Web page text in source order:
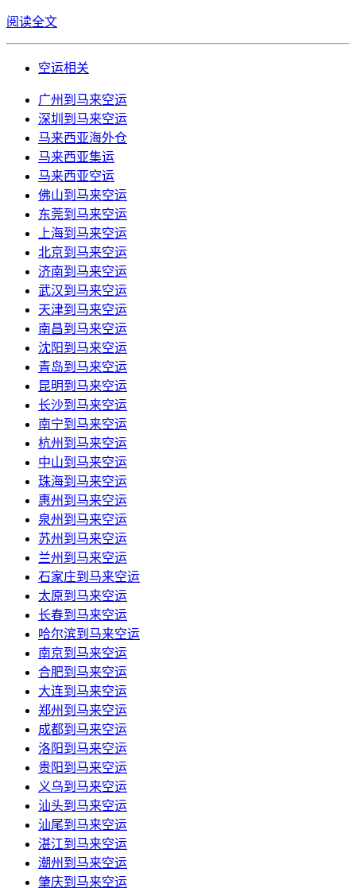
阅读全文
空运相关
广州到马来空运
深圳到马来空运
马来西亚海外仓
马来西亚集运
马来西亚空运
佛山到马来空运
东莞到马来空运
上海到马来空运
北京到马来空运
济南到马来空运
武汉到马来空运
天津到马来空运
南昌到马来空运
沈阳到马来空运
青岛到马来空运
昆明到马来空运
长沙到马来空运
南宁到马来空运
杭州到马来空运
中山到马来空运
珠海到马来空运
惠州到马来空运
泉州到马来空运
苏州到马来空运
兰州到马来空运
石家庄到马来空运
太原到马来空运
长春到马来空运
哈尔滨到马来空运
南京到马来空运
合肥到马来空运
大连到马来空运
郑州到马来空运
成都到马来空运
洛阳到马来空运
贵阳到马来空运
义乌到马来空运
汕头到马来空运
汕尾到马来空运
湛江到马来空运
潮州到马来空运
肇庆到马来空运